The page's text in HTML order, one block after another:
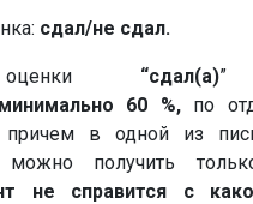
сдал/не сдал.
“сдал(а)”
минимально 60 %,по
причем в одной из
можно получить
не справится с